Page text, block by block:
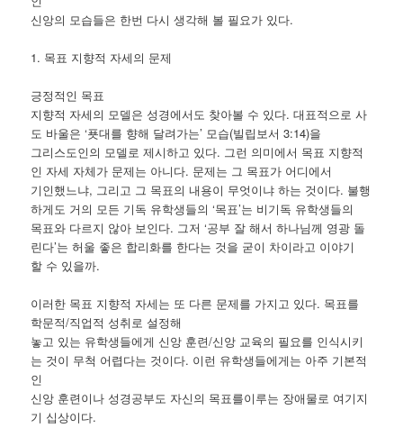
신앙의 모습들은 한번 다시 생각해 볼 필요가 있다.
1. 목표 지향적 자세의 문제
긍정적인 목표
지향적 자세의 모델은 성경에서도 찾아볼 수 있다. 대표적으로 사
도 바울은 ‘푯대를 향해 달려가는’ 모습(빌립보서 3:14)을
그리스도인의 모델로 제시하고 있다. 그런 의미에서 목표 지향적
인 자세 자체가 문제는 아니다. 문제는 그 목표가 어디에서
기인했느냐, 그리고 그 목표의 내용이 무엇이냐 하는 것이다. 불행
하게도 거의 모든 기독 유학생들의 ‘목표’는 비기독 유학생들의
목표와 다르지 않아 보인다. 그저 ‘공부 잘 해서 하나님께 영광 돌
린다’는 허울 좋은 합리화를 한다는 것을 굳이 차이라고 이야기
할 수 있을까.
이러한 목표 지향적 자세는 또 다른 문제를 가지고 있다. 목표를
학문적/직업적 성취로 설정해
놓고 있는 유학생들에게 신앙 훈련/신앙 교육의 필요를 인식시키
는 것이 무척 어렵다는 것이다. 이런 유학생들에게는 아주 기본적
인
신앙 훈련이나 성경공부도 자신의 목표를이루는 장애물로 여기지
기 십상이다.